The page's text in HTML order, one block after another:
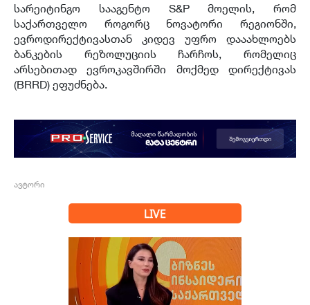
სარეიტინგო სააგენტო S&P მოელის, რომ
საქართველო როგორც ნოვატორი რეგიონში,
ევროდირექტივასთან კიდევ უფრო დააახლოებს
ბანკების რეზოლუციის ჩარჩოს, რომელიც
არსებითად ევროკავშირში მოქმედ დირექტივას
(BRRD) ეფუძნება.
ავტორი
LIVE